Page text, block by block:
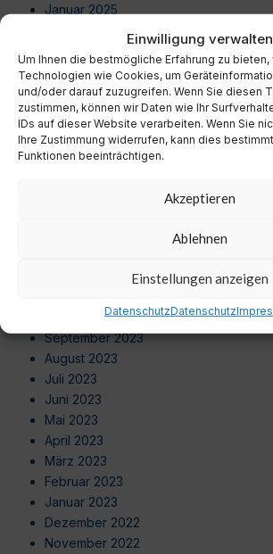
Einwilligung verwalten
Um Ihnen die bestmögliche Erfahrung zu
Technologien wie Cookies, um
und/oder darauf zuzugreifen. Wenn Sie diesen
zustimmen, können wir Daten wie Ihr
IDs auf dieser Website verarbeiten. Wenn Sie
Ihre Zustimmung widerrufen, kann dies
Funktionen beeinträchtigen.
Akzeptieren
Ablehnen
Einstellungen anzeigen
DatenschutzDatenschutz
Januar 2025
Oktober 2024
September 2024
August 2024
Juli 2024
Juni 2024
Dezember 2023
Oktober 2023
September 2023
August 2023
Juli 2023
Juni 2023
Mai 2023
April 2023
März 2023
Februar 2023
Januar 2023
Dezember 2022
November 2022